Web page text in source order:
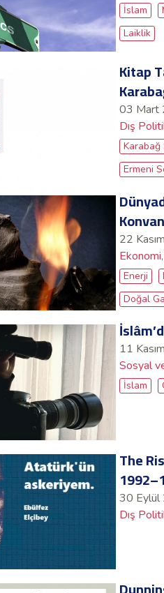
İslam
Laiklik
Kitap
03 Mart
Dış
Karabağ
Ermeni
22
Enerji
Doğal
11
Sosyal
İslam
The
30 Eylül
Dış